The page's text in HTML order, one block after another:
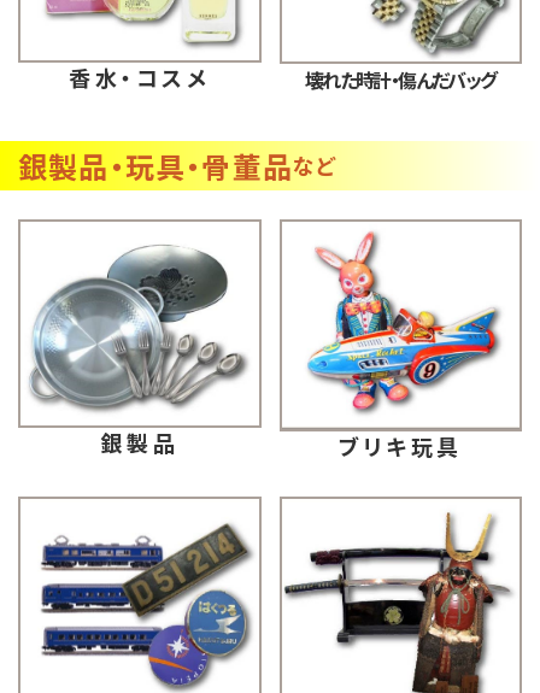
香水・コスメ 壊れた時計・傷んだバッグ
銀製品・玩具・骨董品など
銀製品 ブリキ玩具